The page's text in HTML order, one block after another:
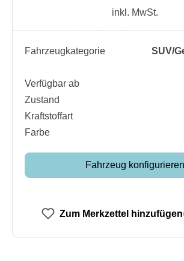
inkl. MwSt.
Fahrzeugkategorie
SUV/​
Verfügbar ab
Zustand
Kraftstoffart
Farbe
Fahrzeug konfigurieren
Zum Merkzettel hinzufügen